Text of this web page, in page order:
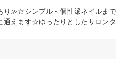
≫☆シンプル～個性派ネイルまで
通えます☆ゆったりとしたサロン